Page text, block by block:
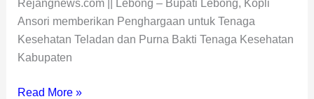
Rejangnews.com || Lebong – Bupati Lebong, Kopli
Ansori memberikan Penghargaan untuk Tenaga
Kesehatan Teladan dan Purna Bakti Tenaga Kesehatan
Kabupaten
Read More »